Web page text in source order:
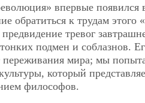
впервые
обратиться к трудам этого
тревог
подмен и соблазнов.
мира; мы
который
философов.